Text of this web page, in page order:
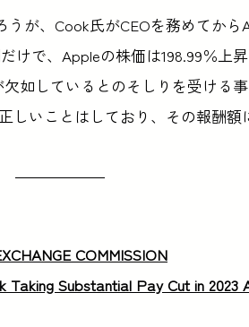
が、Cook氏がCEOを務めてから
けで、Appleの株価は198.99％上
如しているとのそしりを受ける
しいことはしており、その報酬
COMMISSION
Taking Substantial Pay Cut in 2023